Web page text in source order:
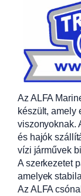
Az ALFA
készült, amely
viszonyoknak.
és hajók
vízi járművek
A szerkezetet
amelyek
Az ALFA